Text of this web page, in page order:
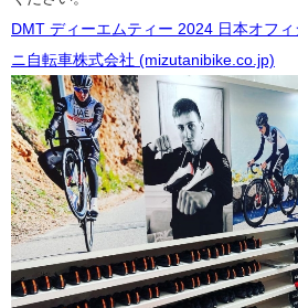
DMT ディーエムティー 2024 日本オフ
ニ自転車株式会社 (mizutanibike.co.jp)